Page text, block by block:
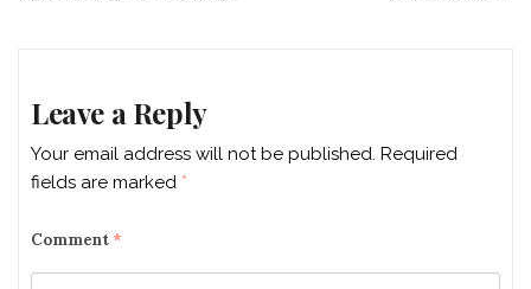
Leave a Reply
Your email address will not be published. Required
fields are marked *
Comment *